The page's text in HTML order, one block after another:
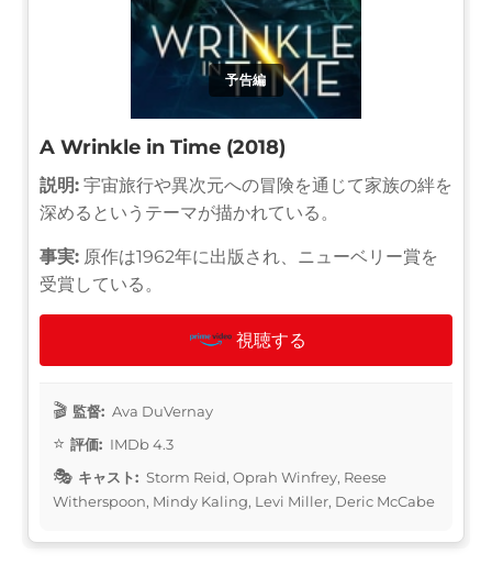
予告編
A Wrinkle in Time (2018)
説明: 宇宙旅行や異次元への冒険を通じて家族の絆を
深めるというテーマが描かれている。
事実: 原作は1962年に出版され、ニューベリー賞を
受賞している。
視聴する
監督: Ava DuVernay
評価: IMDb 4.3
キャスト: Storm Reid, Oprah Winfrey, Reese
Witherspoon, Mindy Kaling, Levi Miller, Deric McCabe